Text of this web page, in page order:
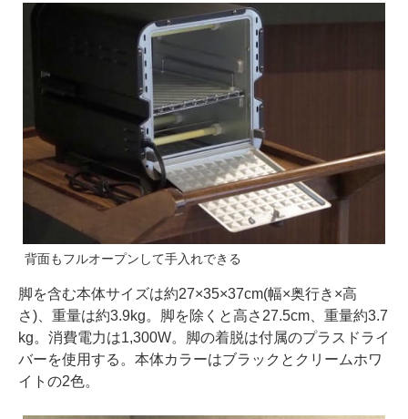
背面もフルオープンして手入れできる
脚を含む本体サイズは約27×35×37cm(幅×奥行き×高
さ)、重量は約3.9kg。脚を除くと高さ27.5cm、重量約3.7
kg。消費電力は1,300W。脚の着脱は付属のプラスドライ
バーを使用する。本体カラーはブラックとクリームホワ
イトの2色。